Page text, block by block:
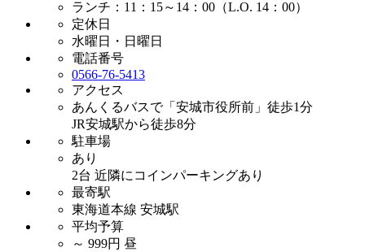
ランチ：11：15～14：00（L.O. 14：00）
定休日
水曜日・日曜日
電話番号
0566-76-5413
アクセス
あんくるバスで「安城市役所前」徒歩1分
JR安城駅から徒歩8分
駐車場
あり
2台 近隣にコインパーキングあり
最寄駅
東海道本線 安城駅
平均予算
～ 999円 昼